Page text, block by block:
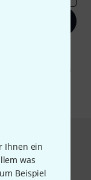
Ihnen ein
was
Beispiel
Erhalt von E-Mail-
zu. Die
finden Sie in